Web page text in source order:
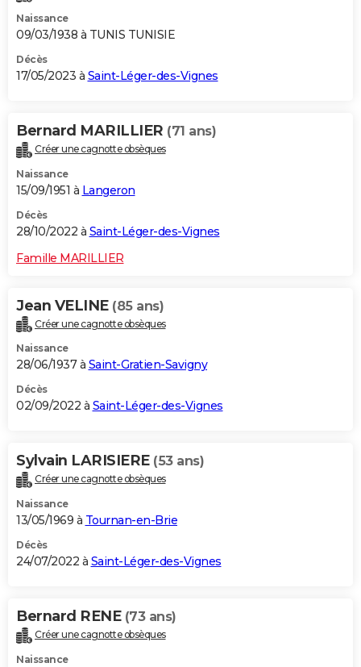
Naissance
09/03/1938 à TUNIS TUNISIE
Décès
17/05/2023 à Saint-Léger-des-Vignes
Bernard MARILLIER (71 ans)
Créer une cagnotte obsèques
Naissance
15/09/1951 à Langeron
Décès
28/10/2022 à Saint-Léger-des-Vignes
Famille MARILLIER
Jean VELINE (85 ans)
Créer une cagnotte obsèques
Naissance
28/06/1937 à Saint-Gratien-Savigny
Décès
02/09/2022 à Saint-Léger-des-Vignes
Sylvain LARISIERE (53 ans)
Créer une cagnotte obsèques
Naissance
13/05/1969 à Tournan-en-Brie
Décès
24/07/2022 à Saint-Léger-des-Vignes
Bernard RENE (73 ans)
Créer une cagnotte obsèques
Naissance